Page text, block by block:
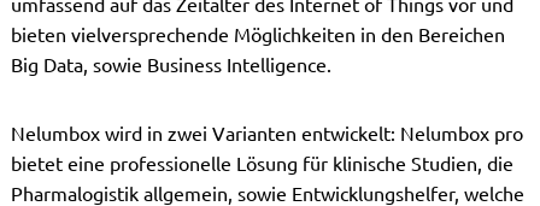
bieten vielversprechende Möglichkeiten in den Bereichen
Big Data, sowie Business Intelligence.
Nelumbox wird in zwei Varianten entwickelt: Nelumbox pro
bietet eine professionelle Lösung für klinische Studien, die
Pharmalogistik allgemein, sowie Entwicklungshelfer, welche